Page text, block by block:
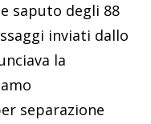
saputo degli 88
inviati dallo
la
separazione